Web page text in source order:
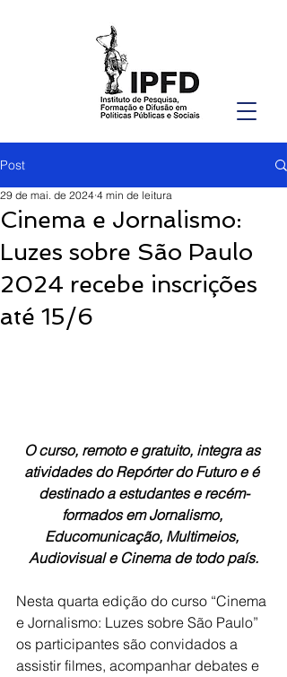
Post
Cinema e Jornalismo:
Luzes sobre São Paulo
2024 recebe inscrições
até 15/6
29 de mai. de 2024 4 min de leitura
O curso, remoto e gratuito, integra as
atividades do Repórter do Futuro e é
destinado a estudantes e recém-
formados em Jornalismo,
Educomunicação, Multimeios,
Audiovisual e Cinema de todo país.
Nesta quarta edição do curso “Cinema
e Jornalismo: Luzes sobre São Paulo”
os participantes são convidados a
assistir filmes, acompanhar debates e